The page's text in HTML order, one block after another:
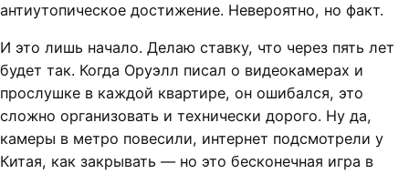
антиутопическое достижение. Невероятно, но факт.
И это лишь начало. Делаю ставку, что через пять лет
будет так. Когда Оруэлл писал о видеокамерах и
прослушке в каждой квартире, он ошибался, это
сложно организовать и технически дорого. Ну да,
камеры в метро повесили, интернет подсмотрели у
Китая, как закрывать — но это бесконечная игра в